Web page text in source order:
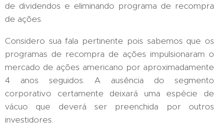
de dividendos e eliminando programa de recompra
de ações.
Considero sua fala pertinente pois sabemos que os
programas de recompra de ações impulsionaram o
mercado de ações americano por aproximadamente
4 anos seguidos. A ausência do segmento
corporativo certamente deixará uma espécie de
vácuo que deverá ser preenchida por outros
investidores.